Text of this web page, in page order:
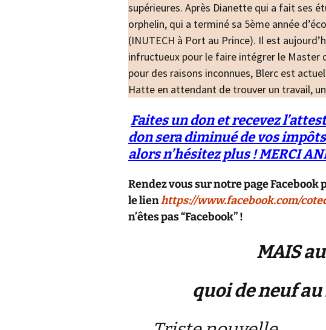
supérieures. Après Dianette qui a fait ses
orphelin, qui a terminé sa 5ème année
(INUTECH à Port au Prince). Il est
infructueux pour le faire intégrer le Master
pour des raisons inconnues, Blerc est
Hatte en attendant de trouver un travail,
Faites un don et recevez
don sera diminué de vos
alors n’hésitez plus ! MERCI
Rendez vous sur notre page Facebook
le lienhttps://www.facebook.com/
n’êtes pas “Facebook” !
MAIS
quoi de neuf au